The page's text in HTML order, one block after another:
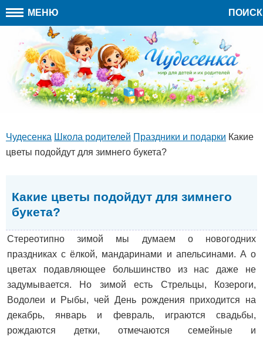
МЕНЮ ПОИСК
Чудесенка Школа родителей Праздники и подарки Какие
цветы подойдут для зимнего букета?
Какие цветы подойдут для зимнего
букета?
Стереотипно зимой мы думаем о новогодних
праздниках с ёлкой, мандаринами и апельсинами. А о
цветах подавляющее большинство из нас даже не
задумывается. Но зимой есть Стрельцы, Козероги,
Водолеи и Рыбы, чей День рождения приходится на
декабрь, январь и февраль, играются свадьбы,
рождаются детки, отмечаются семейные и